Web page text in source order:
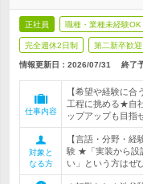
正社員 職種・業種未経験OK
完全週休2日制 第二新卒歓迎
情報更新日：2026/07/31 終了
仕事内容
【希望や経験に
工程に挑める★自
ップアップも目指
対象と
なる方
【言語・分野・
験 ★「実装から設
い」という方はぜ